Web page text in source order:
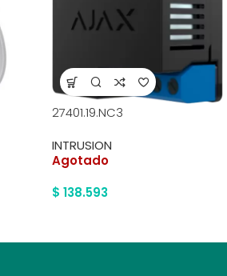
27401.19.NC3
INTRUSION
Agotado
$ 138.593